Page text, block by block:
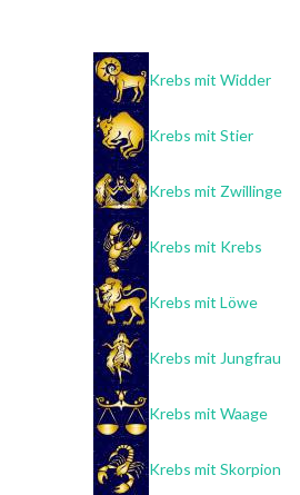
Krebs mit Widder
Krebs mit Stier
Krebs mit Zwillinge
Krebs mit Krebs
Krebs mit Löwe
Krebs mit Jungfrau
Krebs mit Waage
Krebs mit Skorpion